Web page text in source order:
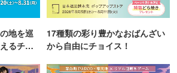
地を巡
るチャ
17種類の彩り豊かなおばんざい
から自由にチョイス！